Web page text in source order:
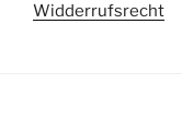
Widderrufsrecht